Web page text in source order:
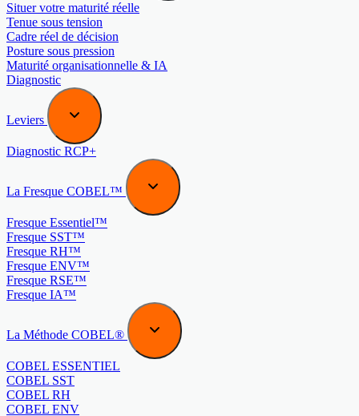
Situer votre maturité réelle
Tenue sous tension
Cadre réel de décision
Posture sous pression
Maturité organisationnelle & IA
Diagnostic
Leviers
Diagnostic RCP+
La Fresque COBEL™
Fresque Essentiel™
Fresque SST™
Fresque RH™
Fresque ENV™
Fresque RSE™
Fresque IA™
La Méthode COBEL®
COBEL ESSENTIEL
COBEL SST
COBEL RH
COBEL ENV